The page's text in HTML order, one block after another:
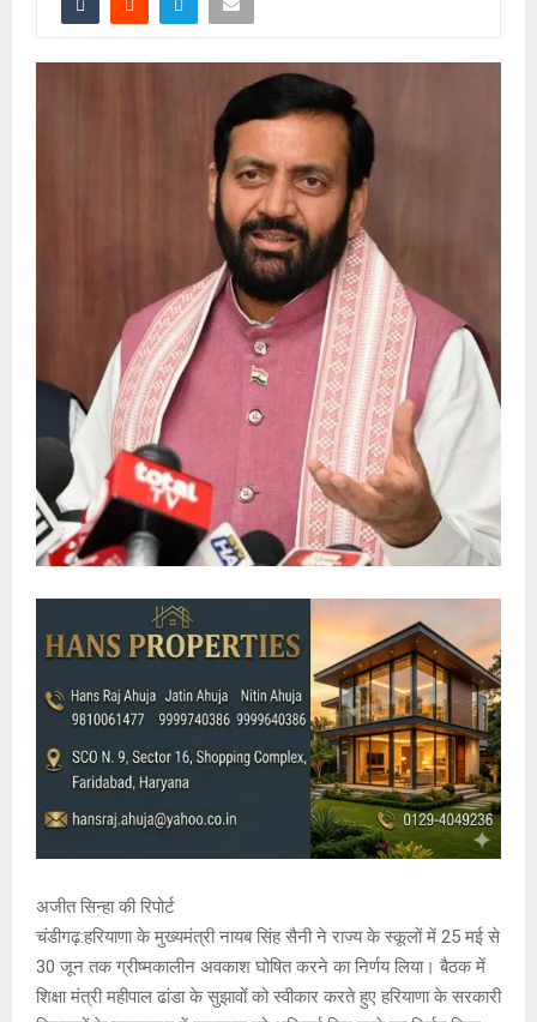
अजीत सिन्हा की रिपोर्ट
चंडीगढ़:हरियाणा के मुख्यमंत्री नायब सिंह सैनी ने राज्य के स्कूलों में 25 मई से
30 जून तक ग्रीष्मकालीन अवकाश घोषित करने का निर्णय लिया। बैठक में
शिक्षा मंत्री महीपाल ढांडा के सुझावों को स्वीकार करते हुए हरियाणा के सरकारी